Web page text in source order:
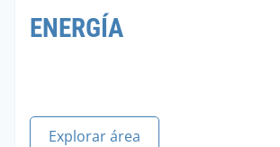
ENERGÍA
Explorar área